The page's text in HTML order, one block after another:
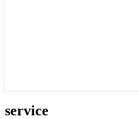
service